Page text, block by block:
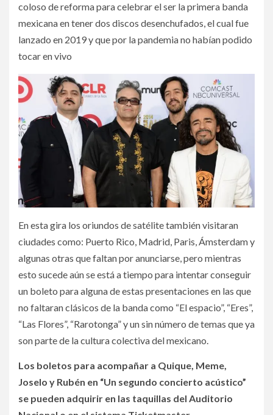
coloso de reforma para celebrar el ser la primera banda
mexicana en tener dos discos desenchufados, el cual fue
lanzado en 2019 y que por la pandemia no habían podido
tocar en vivo
En esta gira los oriundos de satélite también visitaran
ciudades como: Puerto Rico, Madrid, Paris, Ámsterdam y
algunas otras que faltan por anunciarse, pero mientras
esto sucede aún se está a tiempo para intentar conseguir
un boleto para alguna de estas presentaciones en las que
no faltaran clásicos de la banda como “El espacio”, “Eres”,
“Las Flores”, “Rarotonga” y un sin número de temas que ya
son parte de la cultura colectiva del mexicano.
Los boletos para acompañar a Quique, Meme,
Joselo y Rubén en “Un segundo concierto acústico”
se pueden adquirir en las taquillas del Auditorio